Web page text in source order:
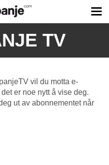
TV
vil du motta e-
er noe nytt å vise deg.
ut av abonnementet når